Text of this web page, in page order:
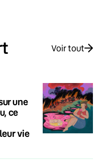
Voir tout
une
ce
vie